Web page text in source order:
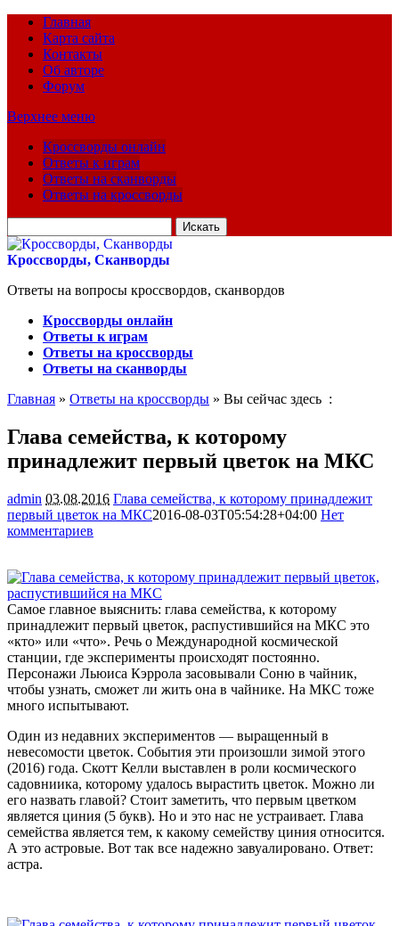
Главная
Карта сайта
Контакты
Об авторе
Форум
Верхнее меню
Кроссворды онлайн
Ответы к играм
Ответы на сканворды
Ответы на кроссворды
для:
Кроссворды, Сканворды
Ответы на вопросы кроссвордов, сканвордов
Кроссворды онлайн
Ответы к играм
Ответы на кроссворды
Ответы на сканворды
Главная » Ответы на кроссворды » Вы сейчас здесь :
Глава семейства, к которому
принадлежит первый цветок на МКС
admin 03.08.2016 Глава семейства, к которому принадлежит
первый цветок на МКС2016-08-03T05:54:28+04:00 Нет
комментариев
Самое главное выяснить: глава семейства, к которому
принадлежит первый цветок, распустившийся на МКС это
«кто» или «что». Речь о Международной космической
станции, где эксперименты происходят постоянно.
Персонажи Льюиса Кэррола засовывали Соню в чайник,
чтобы узнать, сможет ли жить она в чайнике. На МКС тоже
много испытывают.
Один из недавних экспериментов — выращенный в
невесомости цветок. События эти произошли зимой этого
(2016) года. Скотт Келли выставлен в роли космического
садовниика, которому удалось вырастить цветок. Можно ли
его назвать главой? Стоит заметить, что первым цветком
является циния (5 букв). Но и это нас не устраивает. Глава
семейства является тем, к какому семейству циния относится.
А это астровые. Вот так все надежно завуалировано. Ответ:
астра.